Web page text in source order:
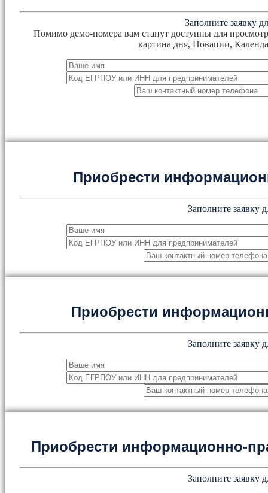
Заполните заявку
Помимо демо-номера вам станут доступны для
картина дня, Новации,
Приобрести
Заполните заявку
Приобрести
Заполните заявку
Приобрести информационно-
Заполните заявку